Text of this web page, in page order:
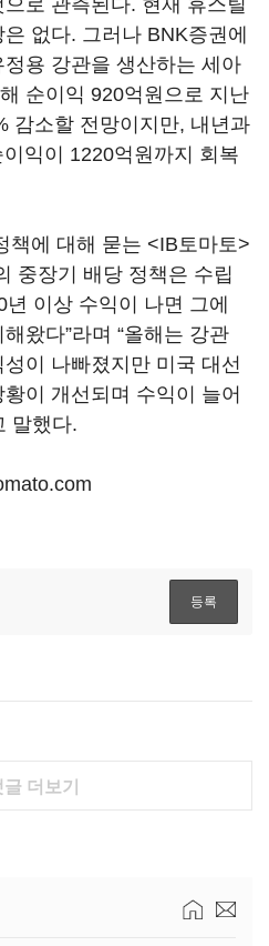
로 관측된다. 현재 휴스틸
없다. 그러나 BNK증권에
용 강관을 생산하는 세아
순이익 920억원으로 지난
감소할 전망이지만, 내년과
익이 1220억원까지 회복
책에 대해 묻는 <IB토마토>
중장기 배당 정책은 수립
이상 수익이 나면 그에
왔다”라며 “올해는 강관
이 나빠졌지만 미국 대선
이 개선되며 수익이 늘어
말했다.
글 더보기